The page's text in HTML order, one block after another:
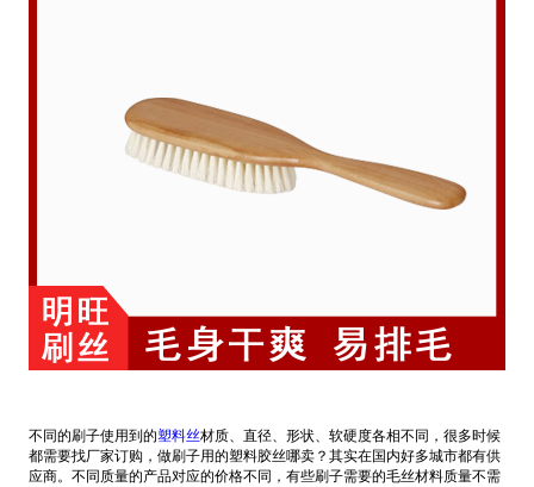
不同的刷子使用到的塑料丝材质、直径、形状、软硬度各相不同，很多时候
都需要找厂家订购，做刷子用的塑料胶丝哪卖？其实在国内好多城市都有供
应商。不同质量的产品对应的价格不同，有些刷子需要的毛丝材料质量不需